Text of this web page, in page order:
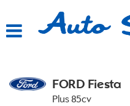
ACQUISTIAMO USATOFORD Fiesta
Plus 85cv